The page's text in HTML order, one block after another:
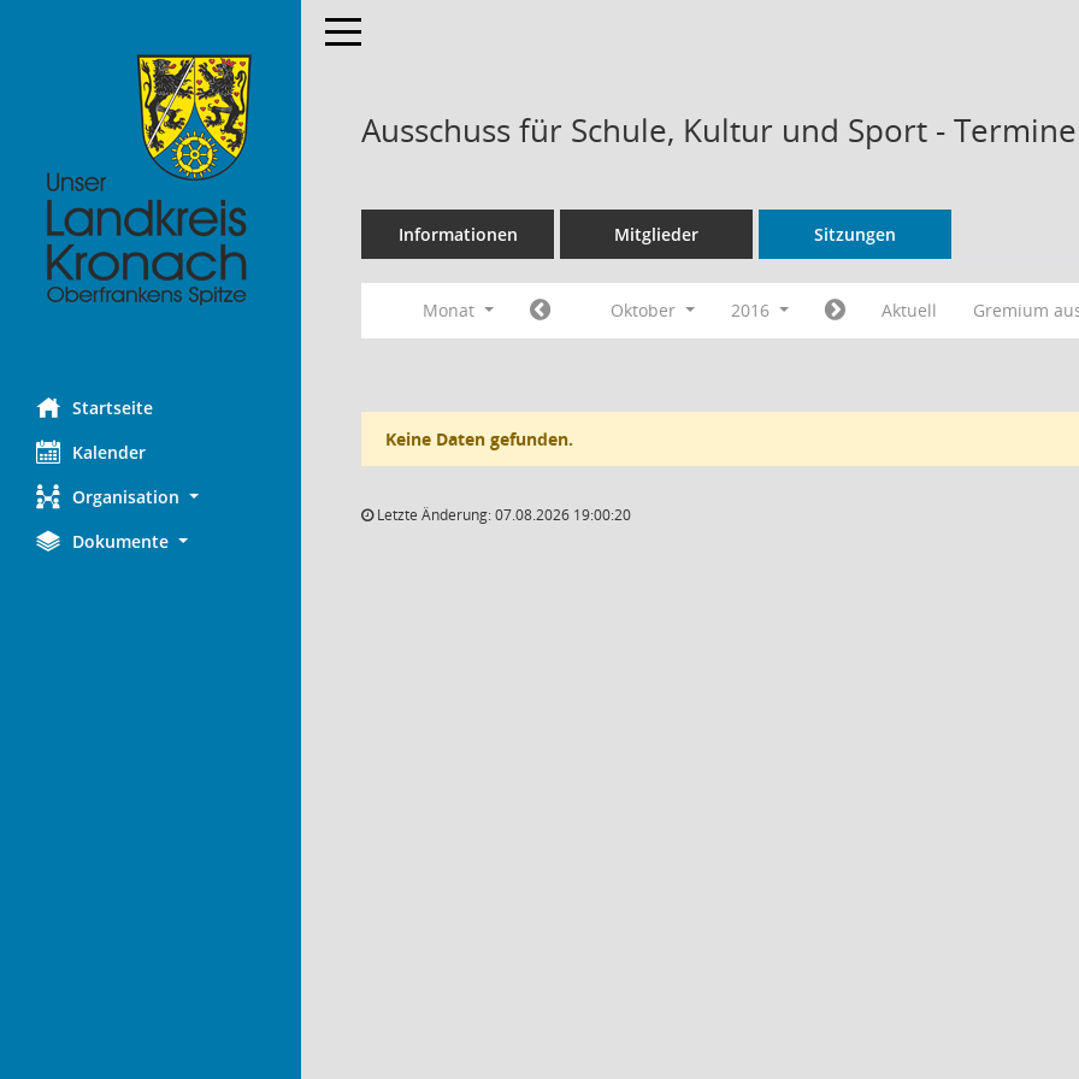
Startseite
Kalender
Organisation
Dokumente
Toggle navigation
Ausschuss für Schule, Kultur und Sport -
Informationen Mitglieder Sitzungen
Monat Oktober 2016 Aktuell Gremium
Keine Daten gefunden.
Letzte Änderung: 07.08.2026 19:00:20